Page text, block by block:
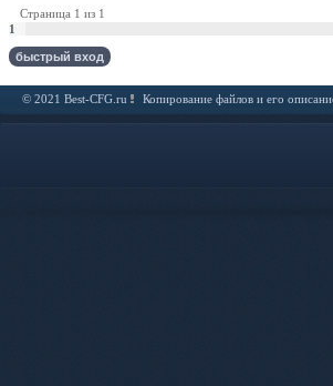
Страница 1 из 1
1
© 2021 Best-CFG.ru Копирование файлов и его